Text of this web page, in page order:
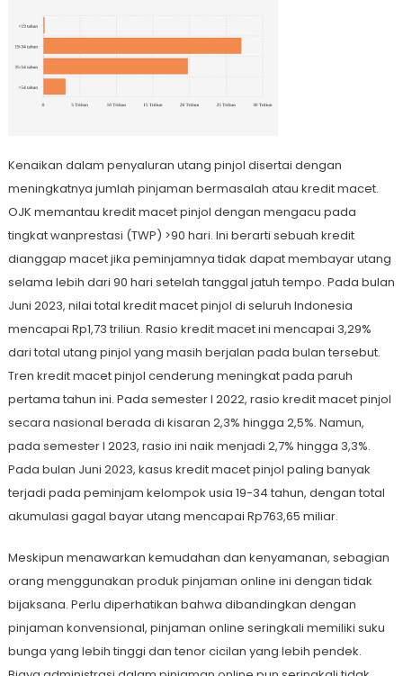
Kenaikan dalam penyaluran utang pinjol disertai dengan
meningkatnya jumlah pinjaman bermasalah atau kredit macet.
OJK memantau kredit macet pinjol dengan mengacu pada
tingkat wanprestasi (TWP) >90 hari. Ini berarti sebuah kredit
dianggap macet jika peminjamnya tidak dapat membayar utang
selama lebih dari 90 hari setelah tanggal jatuh tempo. Pada bulan
Juni 2023, nilai total kredit macet pinjol di seluruh Indonesia
mencapai Rp1,73 triliun. Rasio kredit macet ini mencapai 3,29%
dari total utang pinjol yang masih berjalan pada bulan tersebut.
Tren kredit macet pinjol cenderung meningkat pada paruh
pertama tahun ini. Pada semester I 2022, rasio kredit macet pinjol
secara nasional berada di kisaran 2,3% hingga 2,5%. Namun,
pada semester I 2023, rasio ini naik menjadi 2,7% hingga 3,3%.
Pada bulan Juni 2023, kasus kredit macet pinjol paling banyak
terjadi pada peminjam kelompok usia 19-34 tahun, dengan total
akumulasi gagal bayar utang mencapai Rp763,65 miliar.
Meskipun menawarkan kemudahan dan kenyamanan, sebagian
orang menggunakan produk pinjaman online ini dengan tidak
bijaksana. Perlu diperhatikan bahwa dibandingkan dengan
pinjaman konvensional, pinjaman online seringkali memiliki suku
bunga yang lebih tinggi dan tenor cicilan yang lebih pendek.